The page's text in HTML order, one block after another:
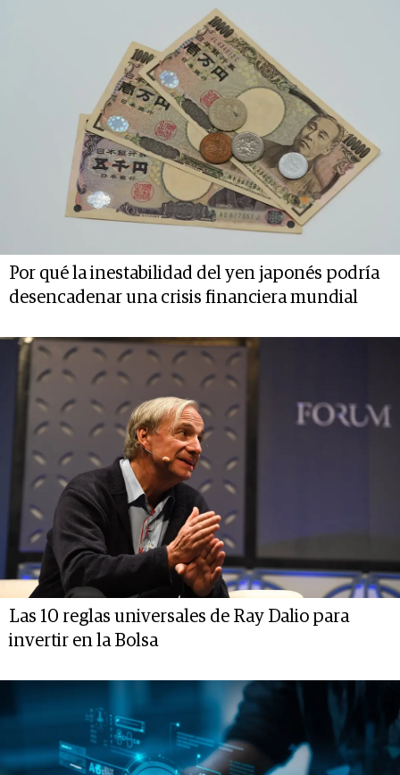
Por qué la inestabilidad del yen japonés podría
desencadenar una crisis financiera mundial
Las 10 reglas universales de Ray Dalio para
invertir en la Bolsa